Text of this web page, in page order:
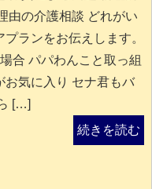
由の介護相談 どれがい
ランをお伝えします。
合 パパわんこと取っ組
お気に入り セナ君もバ
[…]
続きを読む